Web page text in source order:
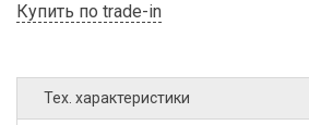
Купить по trade-in
Тех. характеристики